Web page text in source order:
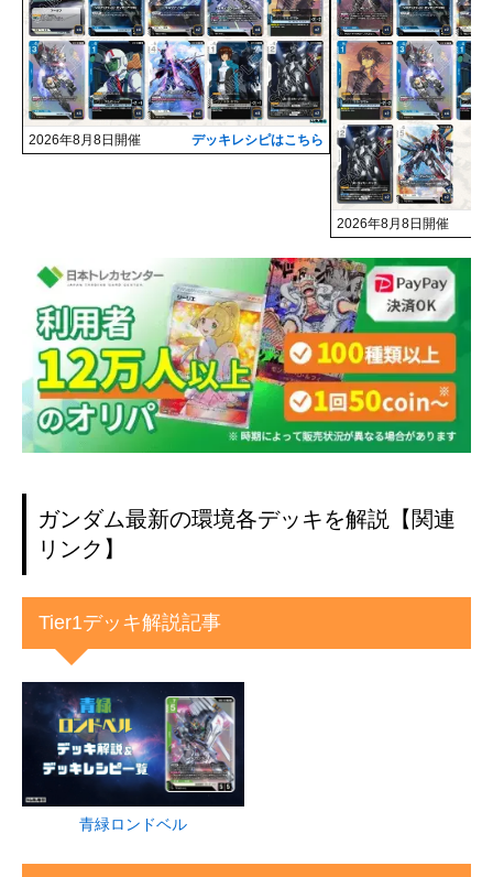
2026年8月8日開催 デッキレシピはこちら
2026年8月8日開催
ガンダム最新の環境各デッキを解説【関連
リンク】
Tier1デッキ解説記事
青緑ロンドベル